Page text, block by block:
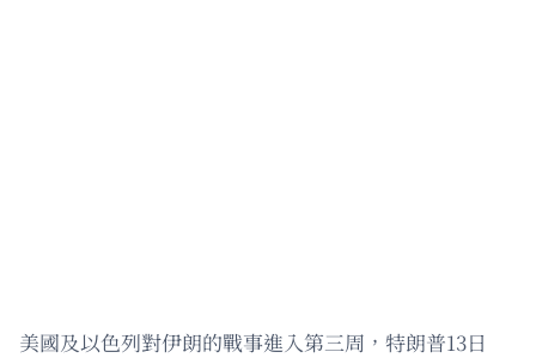
美國及以色列對伊朗的戰事進入第三周，特朗普13日